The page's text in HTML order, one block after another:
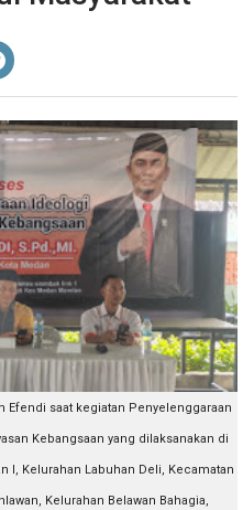
Efendi saat kegiatan Penyelenggaraan
Kebangsaan yang dilaksanakan di
I, Kelurahan Labuhan Deli, Kecamatan
Kelurahan Belawan Bahagia,